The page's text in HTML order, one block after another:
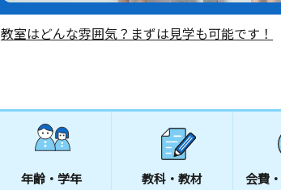
教室はどんな雰囲気？まずは見学も可能です！
年齢・学年 教科・教材 会費・